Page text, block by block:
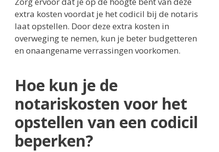
extra kosten voordat je het codicil bij de notaris
laat opstellen. Door deze extra kosten in
overweging te nemen, kun je beter budgetteren
en onaangename verrassingen voorkomen.
Hoe kun je de
notariskosten voor het
opstellen van een codicil
beperken?